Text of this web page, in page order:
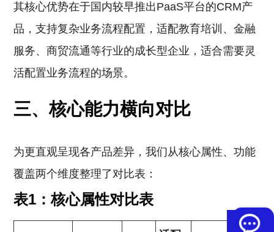
其核心优势在于国内较早推出PaaS平台的CRM产
品，支持复杂业务流程配置，适配教育培训、金融
服务、商贸流通等行业的成长型企业，适合需要灵
活配置业务流程的场景。
三、核心能力横向对比
为更直观呈现各产品差异，我们从核心属性、功能
覆盖两个维度整理了对比表：
表1：核心属性对比表